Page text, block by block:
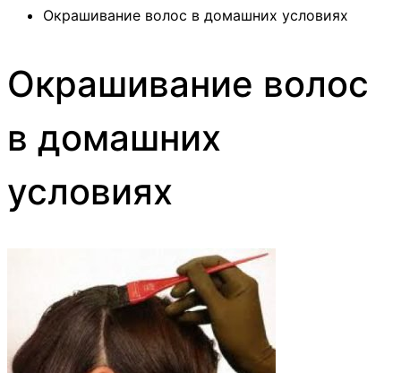
Окрашивание волос в домашних условиях
Окрашивание волос
в домашних
условиях